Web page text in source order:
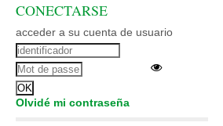
CONECTARSE
acceder a su cuenta de usuario
Olvidé mi contraseña